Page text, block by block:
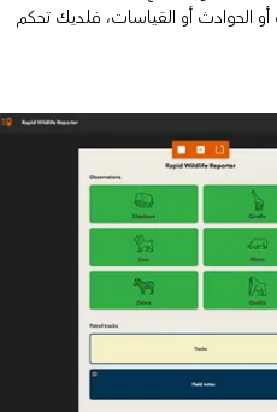
الحوادث أو القياسات، فلديك تحكم